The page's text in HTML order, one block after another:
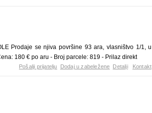
Prodaje se njiva površine 93 ara, vlasništvo 1/1, u
180 € po aru - Broj parcele: 819 - Prilaz direkt
Pošalji prijatelju Dodaj u zabeležene Detalji Kontakt